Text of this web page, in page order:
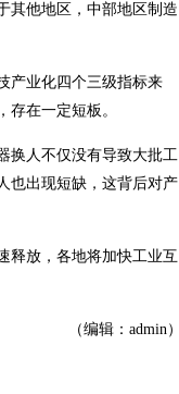
其他地区，中部地区制造
产业化四个三级指标来
在一定短板。
换人不仅没有导致大批工
也出现短缺，这背后对产
释放，各地将加快工业互
（编辑：admin）